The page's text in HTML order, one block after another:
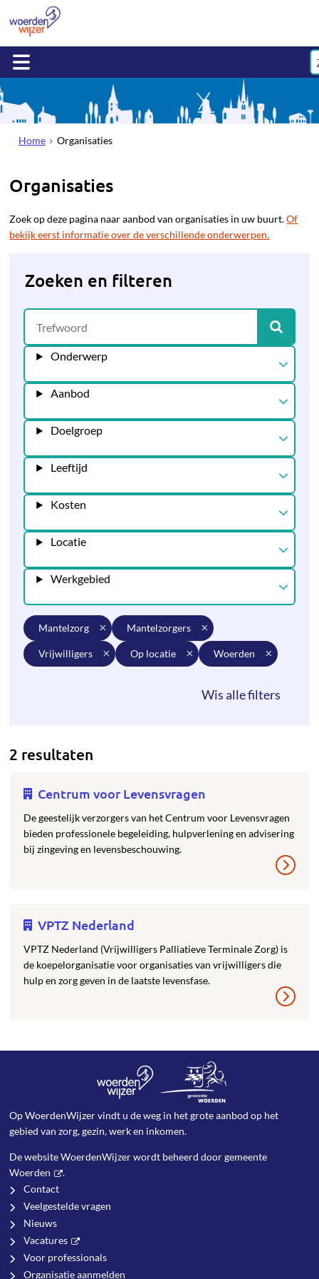
Home Organisaties
Organisaties
Zoek op deze pagina naar aanbod van organisaties in uw buurt.Of
bekijk eerst informatie over de verschillende onderwerpen.
Zoeken en filteren
Onderwerp
Aanbod
Doelgroep
Leeftijd
Kosten
Locatie
Werkgebied
mantelzorg mantelzorgers
vrijwilligers op locatie woerden
2 resultaten
Centrum voor Levensvragen
De geestelijk verzorgers van het Centrum voor Levensvragen
bieden professionele begeleiding, hulpverlening en advisering
bij zingeving en levensbeschouwing.
VPTZ Nederland
VPTZ Nederland (Vrijwilligers Palliatieve Terminale Zorg) is
de koepelorganisatie voor organisaties van vrijwilligers die
hulp en zorg geven in de laatste levensfase.
Op WoerdenWijzer vindt u de weg in het grote aanbod op het
gebied van zorg, gezin, werk en inkomen.
De website WoerdenWijzer wordt beheerd doorgemeente
Woerden
.
Contact
Veelgestelde vragen
Nieuws
Vacatures
Voor professionals
Organisatie aanmelden